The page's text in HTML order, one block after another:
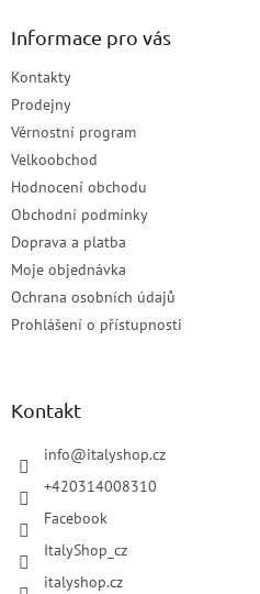
Informace pro vás
Kontakty
Prodejny
Věrnostní program
Velkoobchod
Hodnocení obchodu
Obchodní podmínky
Doprava a platba
Moje objednávka
Ochrana osobních údajů
Prohlášení o přístupnosti
Kontakt
info@italyshop.cz
+420314008310
Facebook
ItalyShop_cz
italyshop.cz